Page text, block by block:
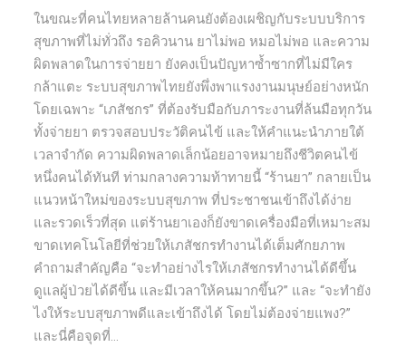
ในขณะที่คนไทยหลายล้านคนยังต้องเผชิญกับระบบบริการ
สุขภาพที่ไม่ทั่วถึง รอคิวนาน ยาไม่พอ หมอไม่พอ และความ
ผิดพลาดในการจ่ายยา ยังคงเป็นปัญหาซ้ำซากที่ไม่มีใคร
กล้าแตะ ระบบสุขภาพไทยยังพึ่งพาแรงงานมนุษย์อย่างหนัก
โดยเฉพาะ “เภสัชกร” ที่ต้องรับมือกับภาระงานที่ล้นมือทุกวัน
ทั้งจ่ายยา ตรวจสอบประวัติคนไข้ และให้คำแนะนำภายใต้
เวลาจำกัด ความผิดพลาดเล็กน้อยอาจหมายถึงชีวิตคนไข้
หนึ่งคนได้ทันที ท่ามกลางความท้าทายนี้ “ร้านยา” กลายเป็น
แนวหน้าใหม่ของระบบสุขภาพ ที่ประชาชนเข้าถึงได้ง่าย
และรวดเร็วที่สุด แต่ร้านยาเองก็ยังขาดเครื่องมือที่เหมาะสม
ขาดเทคโนโลยีที่ช่วยให้เภสัชกรทำงานได้เต็มศักยภาพ
คำถามสำคัญคือ “จะทำอย่างไรให้เภสัชกรทำงานได้ดีขึ้น
ดูแลผู้ป่วยได้ดีขึ้น และมีเวลาให้คนมากขึ้น?” และ “จะทำยัง
ไงให้ระบบสุขภาพดีและเข้าถึงได้ โดยไม่ต้องจ่ายแพง?”
และนี่คือจุดที่...